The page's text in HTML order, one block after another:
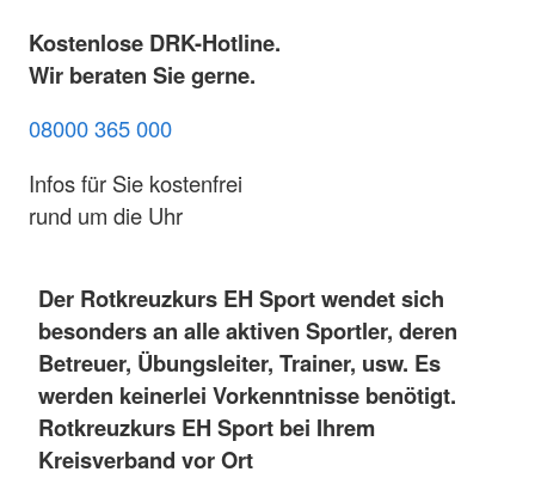
Kostenlose DRK-Hotline.
Wir beraten Sie gerne.
08000 365 000
Infos für Sie kostenfrei
rund um die Uhr
Der Rotkreuzkurs EH Sport wendet sich
besonders an alle aktiven Sportler, deren
Betreuer, Übungsleiter, Trainer, usw. Es
werden keinerlei Vorkenntnisse benötigt.
Rotkreuzkurs EH Sport bei Ihrem
Kreisverband vor Ort